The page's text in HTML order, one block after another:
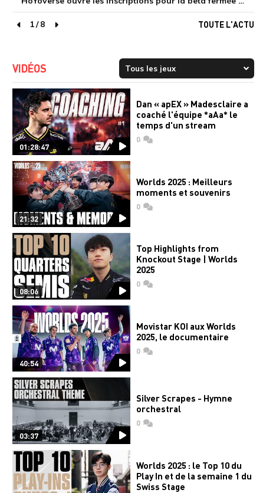
page précédente
1/8
page suivante
TOUTE L'ACTU
VIDÉOS
01:28:47
Dan « apEX » Madesclaire a
coaché l'équipe *aAa* le
temps d'un stream
0commentaires
21:32
Worlds 2025 : Meilleurs
moments et souvenirs
0commentaires
08:06
Top Highlights from
Knockout Stage | Worlds
2025
0commentaires
40:54
Movistar KOI aux Worlds
2025, le documentaire
0commentaires
03:37
Silver Scrapes - Hymne
orchestral
0commentaires
Worlds 2025 : le Top 10 du
Play In et de la semaine 1 du
Swiss Stage